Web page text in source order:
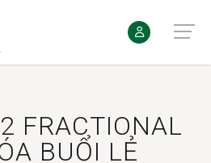
FRACTIONAL
BUỔI LẺ